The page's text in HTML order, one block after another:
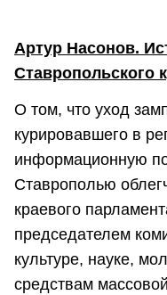
Артур Насонов.
Ставропольского
О том, что уход
курировавшего в
информационную
Ставрополью
краевого
председателем
культуре, науке,
средствам